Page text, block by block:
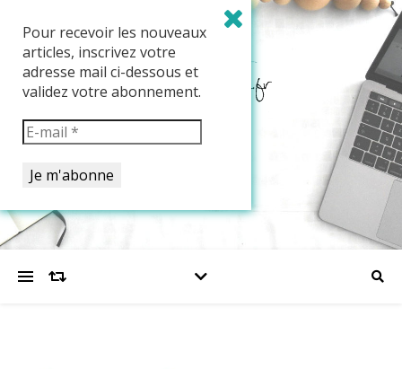
Pour recevoir les nouveaux
articles, inscrivez votre
adresse mail ci-dessous et
validez votre abonnement.